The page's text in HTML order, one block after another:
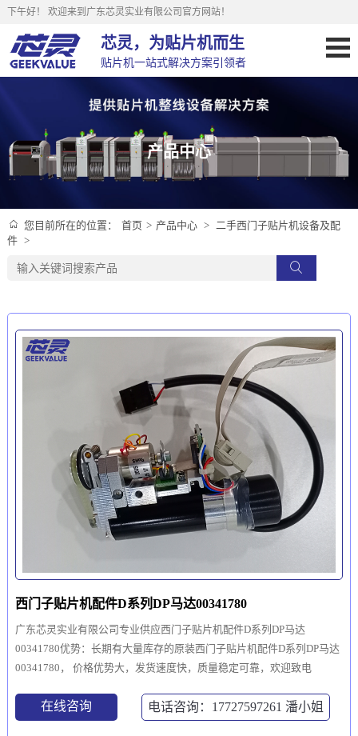
下午好！ 欢迎来到广东芯灵实业有限公司官方网站！
芯灵，为贴片机而生
贴片机一站式解决方案引领者
产品中心
您目前所在的位置： 首页 > 产品中心 > 二手西门子贴片机设备及配
件 >
西门子贴片机配件D系列DP马达00341780
广东芯灵实业有限公司专业供应西门子贴片机配件D系列DP马达
00341780优势：长期有大量库存的原装西门子贴片机配件D系列DP马达
00341780， 价格优势大，发货速度快，质量稳定可靠，欢迎致电
在线咨询 电话咨询：17727597261 潘小姐